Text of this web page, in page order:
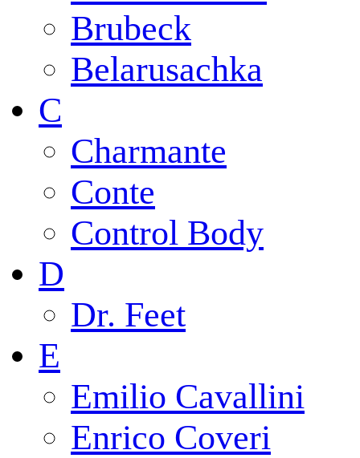
Brubeck
Belarusachka
C
Charmante
Conte
Control Body
D
Dr. Feet
E
Emilio Cavallini
Enrico Coveri